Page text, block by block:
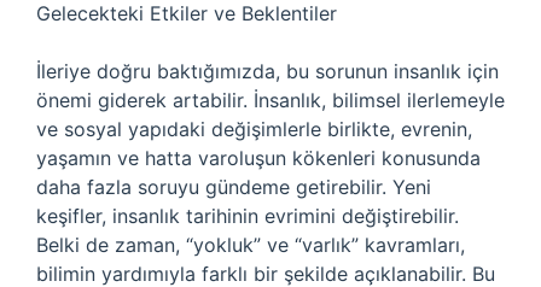
Gelecekteki Etkiler ve Beklentiler
İleriye doğru baktığımızda, bu sorunun insanlık için
önemi giderek artabilir. İnsanlık, bilimsel ilerlemeyle
ve sosyal yapıdaki değişimlerle birlikte, evrenin,
yaşamın ve hatta varoluşun kökenleri konusunda
daha fazla soruyu gündeme getirebilir. Yeni
keşifler, insanlık tarihinin evrimini değiştirebilir.
Belki de zaman, “yokluk” ve “varlık” kavramları,
bilimin yardımıyla farklı bir şekilde açıklanabilir. Bu